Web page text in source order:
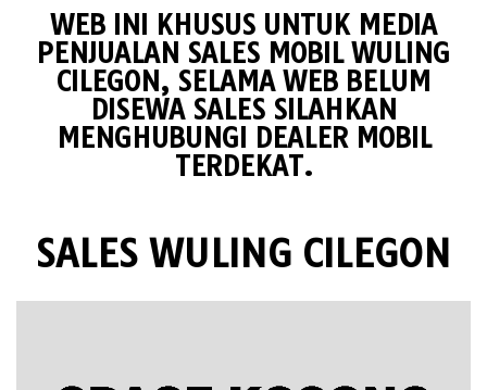
WEB INI KHUSUS UNTUK MEDIA
PENJUALAN SALES MOBIL WULING
CILEGON, SELAMA WEB BELUM
DISEWA SALES SILAHKAN
MENGHUBUNGI DEALER MOBIL
TERDEKAT.
SALES WULING CILEGON